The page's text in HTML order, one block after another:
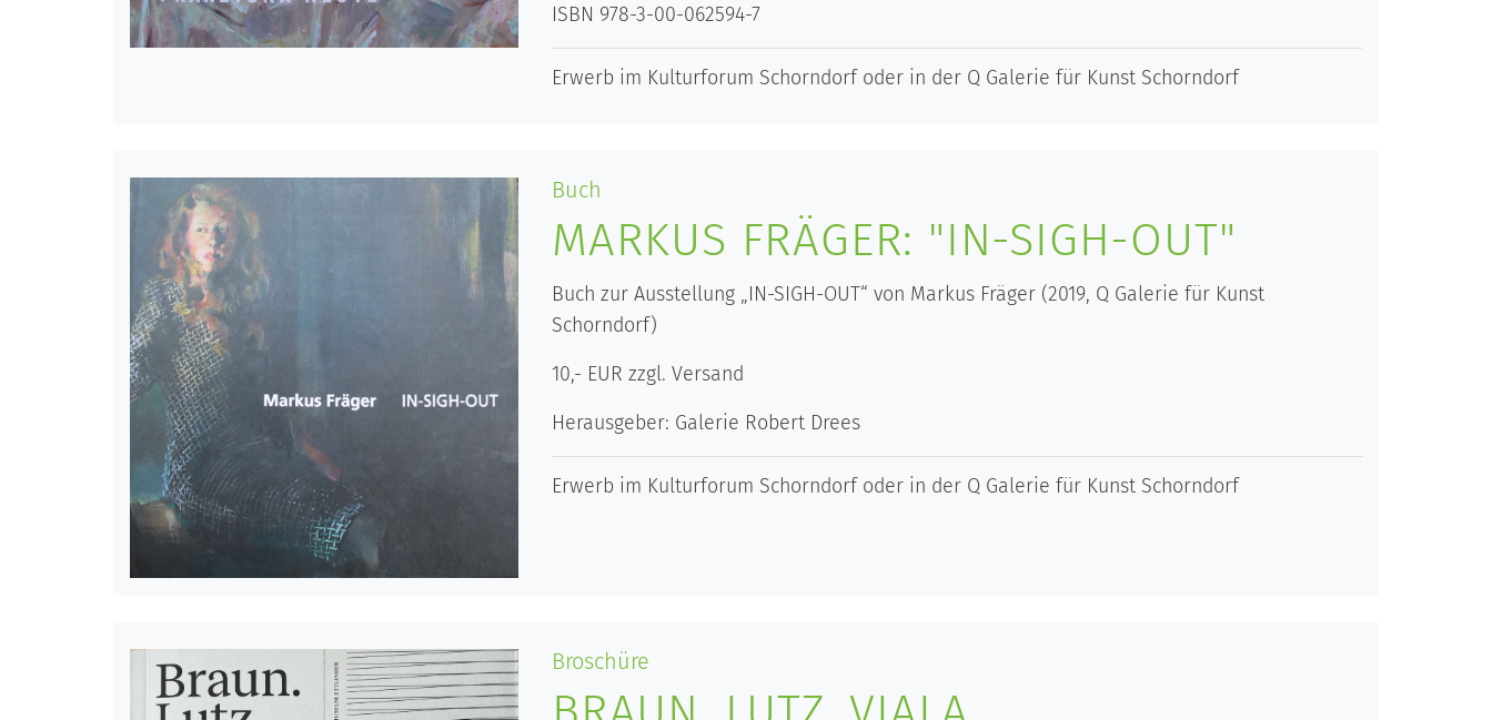
ISBN 978-3-00-062594-7
Erwerb im Kulturforum Schorndorf oder in der Q Galerie für Kunst Schorndorf
Buch
MARKUS FRÄGER: "IN-SIGH-OUT"
Buch zur Ausstellung „IN-SIGH-OUT“ von Markus Fräger (2019, Q Galerie für Kunst
Schorndorf)
10,- EUR zzgl. Versand
Herausgeber: Galerie Robert Drees
Erwerb im Kulturforum Schorndorf oder in der Q Galerie für Kunst Schorndorf
Broschüre